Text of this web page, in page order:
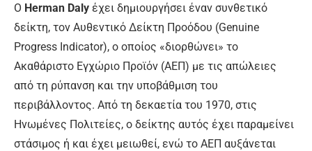
Ο Herman Daly έχει δημιουργήσει έναν συνθετικό
δείκτη, τον Αυθεντικό Δείκτη Προόδου (Genuine
Progress Indicator), ο οποίος «διορθώνει» το
Ακαθάριστο Εγχώριο Προϊόν (ΑΕΠ) με τις απώλειες
από τη ρύπανση και την υποβάθμιση του
περιβάλλοντος. Από τη δεκαετία του 1970, στις
Ηνωμένες Πολιτείες, ο δείκτης αυτός έχει παραμείνει
στάσιμος ή και έχει μειωθεί, ενώ το ΑΕΠ αυξάνεται